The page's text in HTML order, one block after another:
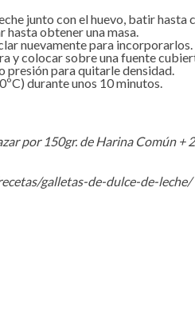
junto con el huevo, batir
hasta obtener una masa.
nuevamente para incorporarlos.
y colocar sobre una fuente
presión para quitarle densidad.
durante unos 10 minutos.
por 150gr. de Harina Común +
galletas-de-dulce-de-leche/